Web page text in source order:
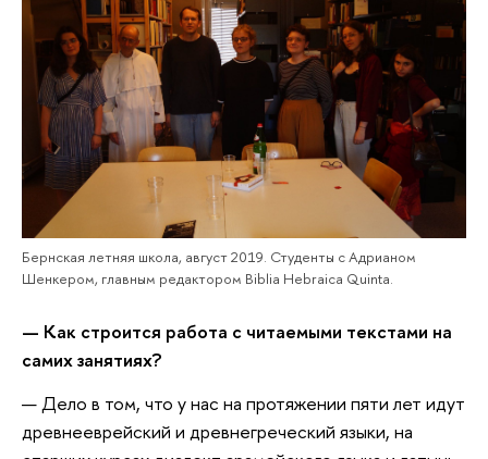
Бернская летняя школа, август 2019. Студенты с Адрианом
Шенкером, главным редактором Biblia Hebraica Quinta.
— Как строится работа с читаемыми текстами на
самих занятиях?
— Дело в том, что у нас на протяжении пяти лет идут
древнееврейский и древнегреческий языки, на